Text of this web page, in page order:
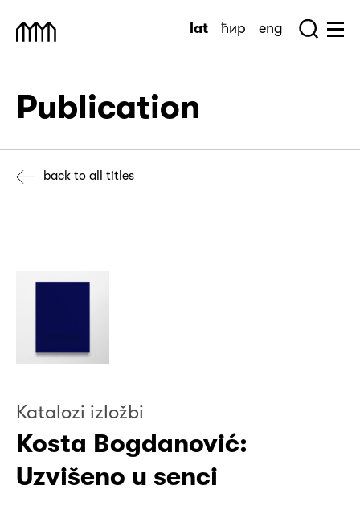
Muzej Savremene Umetnosti
lat ћир eng
Publication
back to all titles
Katalozi izložbi
Kosta Bogdanović:
Uzvišeno u senci